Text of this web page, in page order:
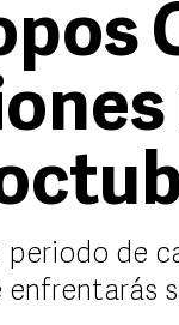
periodo de